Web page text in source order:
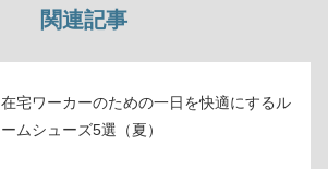
関連記事
在宅ワーカーのための一日を快適にするル
ームシューズ5選（夏）